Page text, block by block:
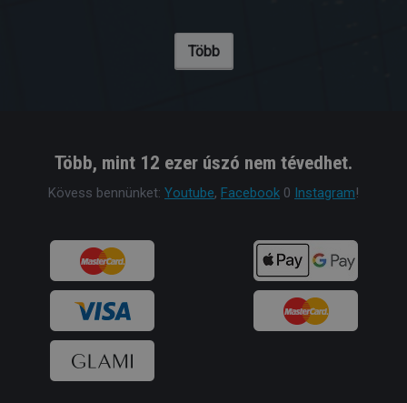
Több
Több, mint 12 ezer úszó nem tévedhet.
Kövess bennünket: Youtube, Facebook 0 Instagram!